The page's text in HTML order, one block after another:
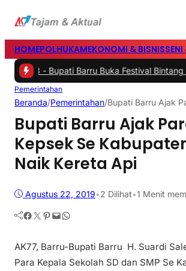
HOMEPOLHUKAMEKONOMI & BISNIS
#3 - Bupati Barru Buka Festival Bintang
Pemerintahan
Beranda/Pemerintahan/Bupati Barru Ajak
Bupati Barru Ajak
Kepsek Se
Naik Kereta Api
Agustus 22, 2019•2 Dilihat•1 Menit
Facebook Twitter Pinterest Mail WhatsApp
AK77, Barru-Bupati Barru H. Suardi
Para Kepala Sekolah SD dan SMP Se